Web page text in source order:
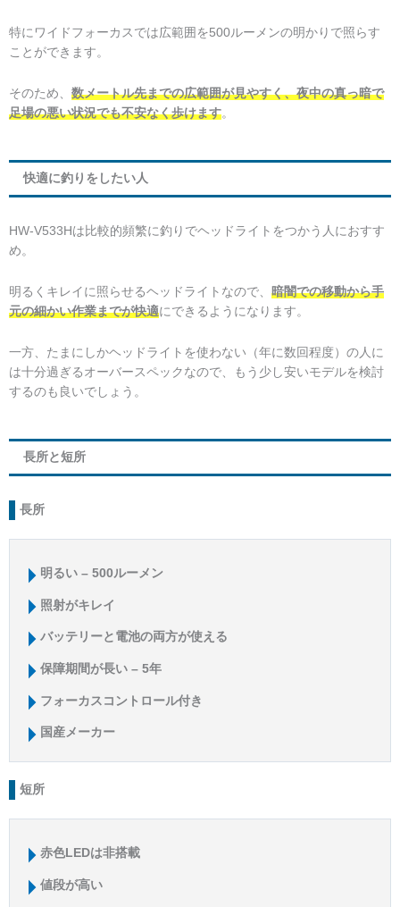
特にワイドフォーカスでは広範囲を500ルーメンの明かりで照らす
ことができます。
そのため、 数メートル先までの広範囲が見やすく、夜中の真っ暗で
足場の悪い状況でも不安なく歩けます。
快適に釣りをしたい人
HW-V533Hは比較的頻繁に釣りでヘッドライトをつかう人におすす
め。
明るくキレイに照らせるヘッドライトなので、 暗闇での移動から手
元の細かい作業までが快適にできるようになります。
一方、たまにしかヘッドライトを使わない（年に数回程度）の人に
は十分過ぎるオーバースペックなので、もう少し安いモデルを検討
するのも良いでしょう。
長所と短所
長所
明るい – 500ルーメン
照射がキレイ
バッテリーと電池の両方が使える
保障期間が長い – 5年
フォーカスコントロール付き
国産メーカー
短所
赤色LEDは非搭載
値段が高い